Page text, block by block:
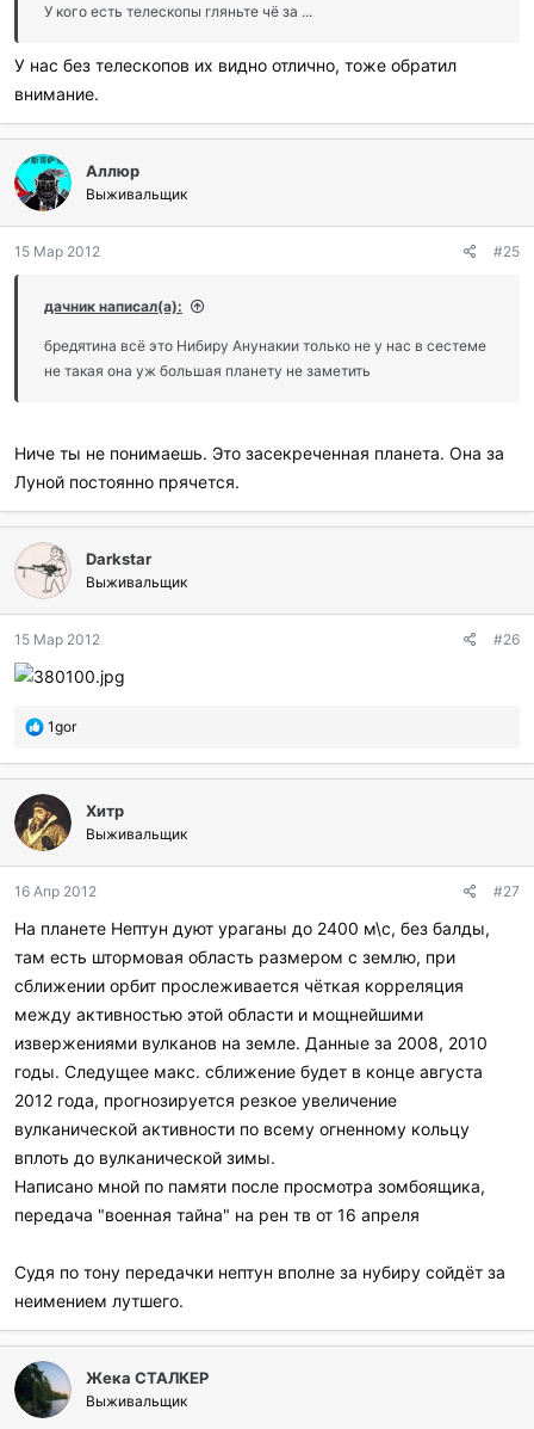
У кого есть телескопы гляньте чё за ...
У нас без телескопов их видно отлично, тоже обратил
внимание.
Аллюр
Выживальщик
15 Мар 2012 #25
дачник написал(а):
бредятина всё это Нибиру Анунакии только не у нас в сестеме
не такая она уж большая планету не заметить
Ниче ты не понимаешь. Это засекреченная планета. Она за
Луной постоянно прячется.
Darkstar
Выживальщик
15 Мар 2012 #26
П
б
а
г
о
а
и
л
и
1gor
Хитр
Выживальщик
16 Апр 2012 #27
На планете Нептун дуют ураганы до 2400 м\с, без балды,
там есть штормовая область размером с землю, при
сближении орбит прослеживается чёткая корреляция
между активностью этой области и мощнейшими
извержениями вулканов на земле. Данные за 2008, 2010
годы. Следущее макс. сближение будет в конце августа
2012 года, прогнозируется резкое увеличение
вулканической активности по всему огненному кольцу
вплоть до вулканической зимы.
Написано мной по памяти после просмотра зомбоящика,
передача "военная тайна" на рен тв от 16 апреля
Судя по тону передачки нептун вполне за нубиру сойдёт за
неимением лутшего.
Жека СТАЛКЕР
Выживальщик